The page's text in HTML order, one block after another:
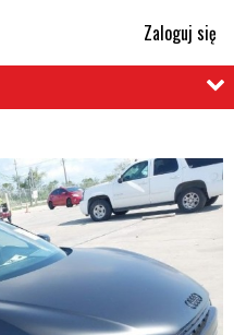
Zaloguj się